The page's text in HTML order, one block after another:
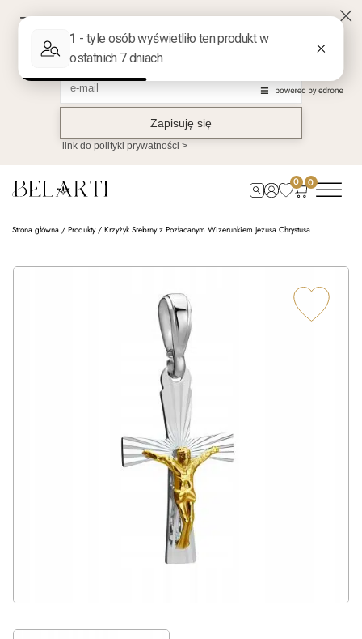
0 0
Strona główna / Produkty/ Krzyżyk Srebrny z Pozłacanym Wizerunkiem Jezusa Chrystusa